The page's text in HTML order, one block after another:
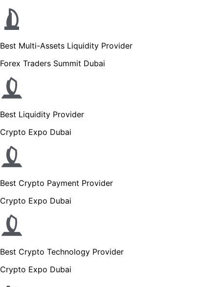
Best Multi-Assets Liquidity Provider
Forex Traders Summit Dubai
Best Liquidity Provider
Crypto Expo Dubai
Best Crypto Payment Provider
Crypto Expo Dubai
Best Crypto Technology Provider
Crypto Expo Dubai